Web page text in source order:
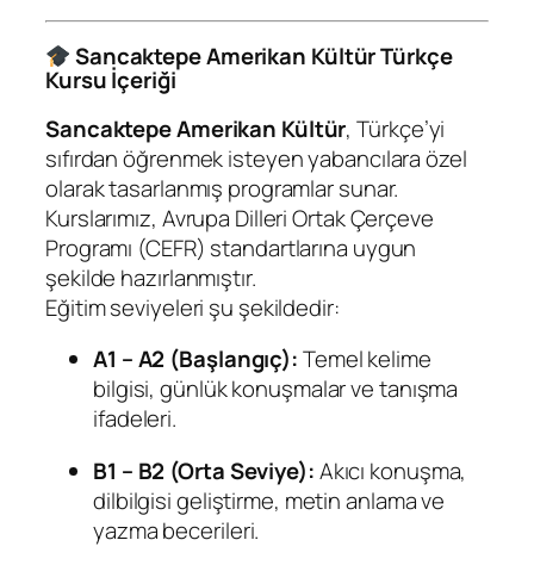
Sancaktepe Amerikan Kültür Türkçe
Kursu İçeriği
Sancaktepe Amerikan Kültür, Türkçe’yi
sıfırdan öğrenmek isteyen yabancılara özel
olarak tasarlanmış programlar sunar.
Kurslarımız, Avrupa Dilleri Ortak Çerçeve
Programı (CEFR) standartlarına uygun
şekilde hazırlanmıştır.
Eğitim seviyeleri şu şekildedir:
A1 – A2 (Başlangıç):Temel kelime
bilgisi, günlük konuşmalar ve tanışma
ifadeleri.
B1 – B2 (Orta Seviye):Akıcı konuşma,
dilbilgisi geliştirme, metin anlama ve
yazma becerileri.